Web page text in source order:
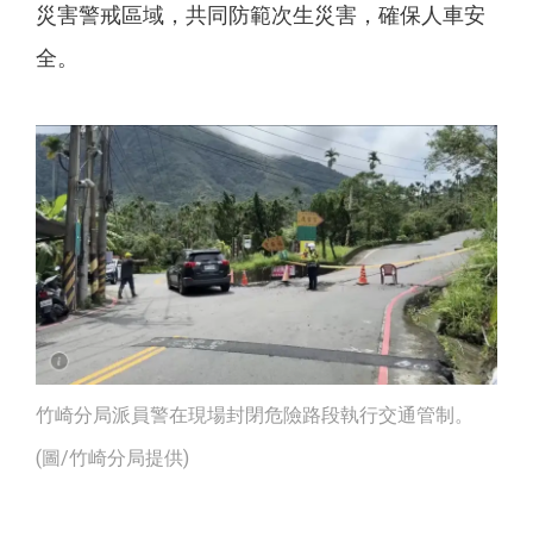
災害警戒區域，共同防範次生災害，確保人車安
全。
竹崎分局派員警在現場封閉危險路段執行交通管制。
(圖/竹崎分局提供)